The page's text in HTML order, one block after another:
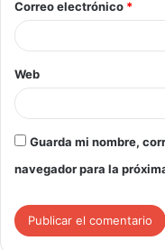
Correo electrónico *
Web
Guarda mi nombre,
navegador para la